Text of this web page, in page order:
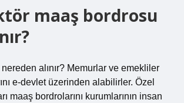
maaş bordrosu
alınır? Memurlar ve emekliler
e-devlet üzerinden alabilirler. Özel
maaş bordrolarını kurumlarının insan